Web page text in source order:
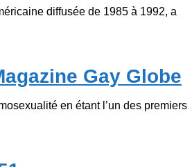
diffusée de 1985 à 1992, a
Gay Globe
en étant l’un des premiers